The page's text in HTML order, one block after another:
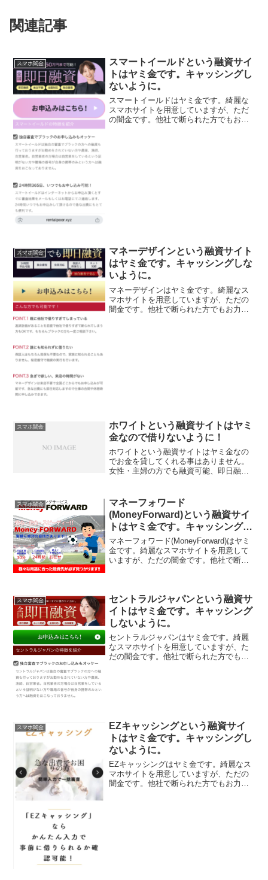
関連記事
スマホ闇金
スマートイールドという融資サイ
トはヤミ金です。キャッシングし
ないように。
スマートイールドはヤミ金です。綺麗な
スマホサイトを用意していますが、ただ
の闇金です。他社で断られた方でもお力
スマホ闇金
マネーデザインという融資サイト
はヤミ金です。キャッシングしな
いように。
マネーデザインはヤミ金です。綺麗なス
マホサイトを用意していますが、ただの
闇金です。他社で断られた方でもお力に
スマホ闇金
ホワイトという融資サイトはヤミ
金なので借りないように！
ホワイトという融資サイトはヤミ金なの
でお金を貸してくれる事はありません。
女性・主婦の方でも融資可能、即日融資
餌です。会社名：ホワイト住所：東京都
江東区東砂6-2-3連絡...
スマホ闇金
マネーフォワード
(MoneyForward)という融資サイ
トはヤミ金です。キャッシングし
ないように。
マネーフォワード(MoneyForward)はヤミ
金です。綺麗なスマホサイトを用意して
いますが、ただの闇金です。他社で断ら
「家計簿ア...
スマホ闇金
セントラルジャパンという融資サ
イトはヤミ金です。キャッシング
しないように。
セントラルジャパンはヤミ金です。綺麗
なスマホサイトを用意していますが、た
だの闇金です。他社で断られた方でもお
スマホ闇金
EZキャッシングという融資サイ
トはヤミ金です。キャッシングし
ないように。
EZキャッシングはヤミ金です。綺麗なス
マホサイトを用意していますが、ただの
闇金です。他社で断られた方でもお力に